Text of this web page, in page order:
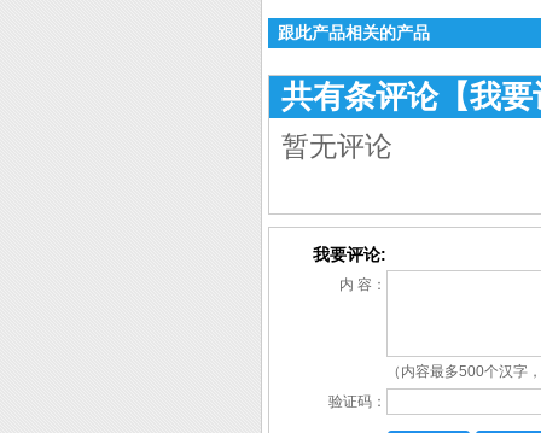
跟此产品相关的产品
共有条评论【我要
暂无评论
我要评论:
内 容：
（内容最多500个汉字
验证码：